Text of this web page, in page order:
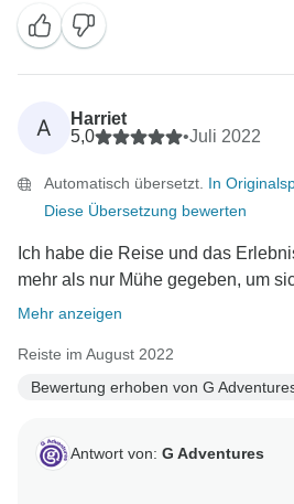
A
Harriet
5,0
•Juli 2022
Automatisch übersetzt. In
Diese Übersetzung bewerten
Ich habe die Reise und das
mehr als nur Mühe gegeben, um
Mehr anzeigen
Reiste im August 2022
Bewertung erhoben von G
Antwort von: G Adventures